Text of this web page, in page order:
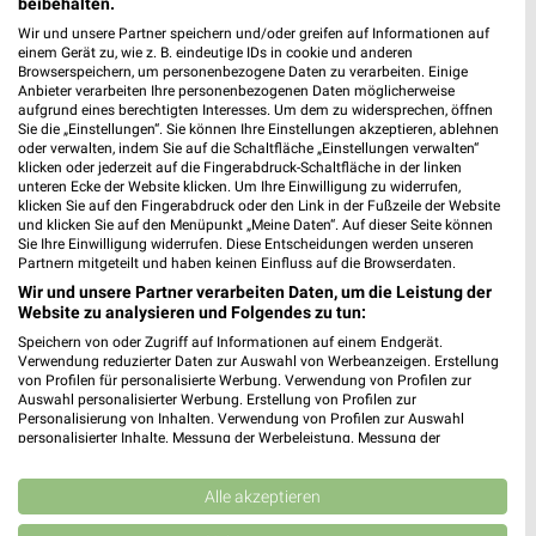
Gommersdorfer Straße 9
74214 Schöntal
Heute geschlossen
7,91 km
BAGeno Raiffeisen Ingelfingen
Künzelsauer Str. 7
74653 Ingelfingen
Heute geschlossen
10,12 km
BAGeno Raiffeisen Bad Mergentheim
Zaisenmühlstr. 6
geschlossen
Wir und unsere Partner speichern und/oder greifen auf Informationen auf
einem Gerät zu, wie z. B. eindeutige IDs in cookie und anderen
Browserspeichern, um personenbezogene Daten zu verarbeiten. Einige
Anbieter verarbeiten Ihre personenbezogenen Daten möglicherweise
aufgrund eines berechtigten Interesses. Um dem zu widersprechen, öffnen
Sie die „Einstellungen“. Sie können Ihre Einstellungen akzeptieren, ablehnen
oder verwalten, indem Sie auf die Schaltfläche „Einstellungen verwalten“
klicken oder jederzeit auf die Fingerabdruck-Schaltfläche in der linken
unteren Ecke der Website klicken. Um Ihre Einwilligung zu widerrufen,
klicken Sie auf den Fingerabdruck oder den Link in der Fußzeile der Website
und klicken Sie auf den Menüpunkt „Meine Daten“. Auf dieser Seite können
Sie Ihre Einwilligung widerrufen. Diese Entscheidungen werden unseren
Partnern mitgeteilt und haben keinen Einfluss auf die Browserdaten.
Wir und unsere Partner verarbeiten Daten, um die Leistung der
Website zu analysieren und Folgendes zu tun:
Speichern von oder Zugriff auf Informationen auf einem Endgerät.
Verwendung reduzierter Daten zur Auswahl von Werbeanzeigen. Erstellung
von Profilen für personalisierte Werbung. Verwendung von Profilen zur
Auswahl personalisierter Werbung. Erstellung von Profilen zur
Personalisierung von Inhalten. Verwendung von Profilen zur Auswahl
personalisierter Inhalte. Messung der Werbeleistung. Messung der
Kombinationen von Daten aus verschiedenen Quellen. Entwicklung und
Verbesserung der Angebote. Verwendung reduzierter Daten zur Auswahl
von Inhalten.
Alle akzeptieren